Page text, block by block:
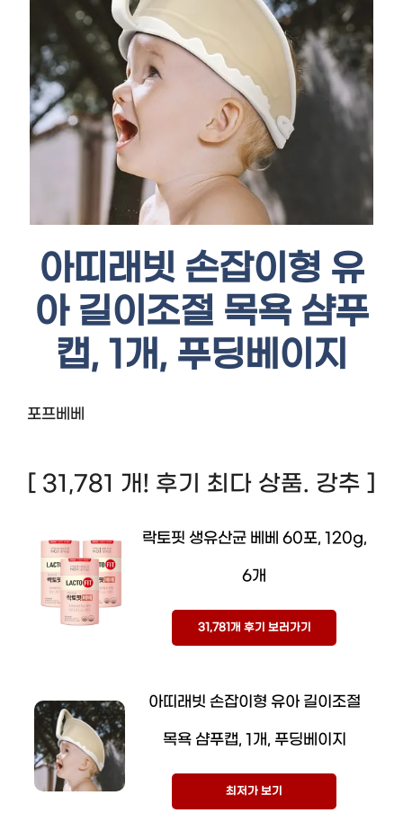
아띠래빗 손잡이형 유
아 길이조절 목욕 샴푸
캡, 1개, 푸딩베이지
포프베베
[ 31,781 개! 후기 최다 상품. 강추 ]
락토핏 생유산균 베베 60포, 120g,
6개
31,781개 후기 보러가기
아띠래빗 손잡이형 유아 길이조절
목욕 샴푸캡, 1개, 푸딩베이지
최저가 보기